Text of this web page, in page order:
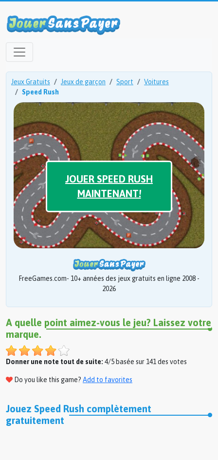
Jeux Gratuits Jeux de garçon Sport
Voitures
Speed Rush
JOUER SPEED RUSH
MAINTENANT!
FreeGames.com- 10+ années des jeux gratuits en ligne 2008 -
2026
A quelle point aimez-vous le jeu? Laissez votre
marque.
Donner une note tout de suite: 4/5 basée sur 141 des votes
Do you like this game? Add to favorites
Jouez Speed Rush complètement
gratuitement